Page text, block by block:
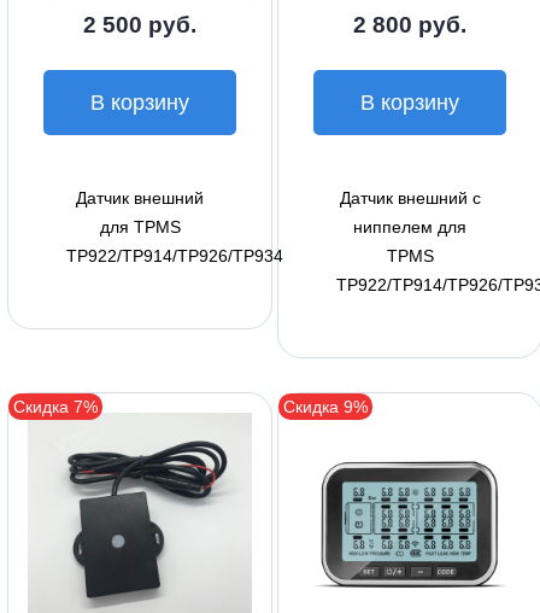
2 500 руб.
В корзину
Датчик внешний
для TPMS
TP922/TP914/TP926/TP934
2 800 руб.
В корзину
Датчик внешний с
ниппелем для
TPMS
TP922/TP914/TP926/
Скидка 7% Скидка 9%